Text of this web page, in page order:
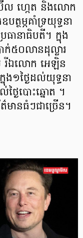
ប៊ីល ហ្កេត និងលោក
ត្ថម្ភគាំទ្រយុទ្ធនា
ធានាធិបតី។ ក្នុង
ក់៥០លានដុល្លារ
រីឯលោក អេឡិន
ង១ថ្ងៃដល់យុទ្ធនា
ៃបោះឆ្នោត ។
មានធំៗជាច្រើន។